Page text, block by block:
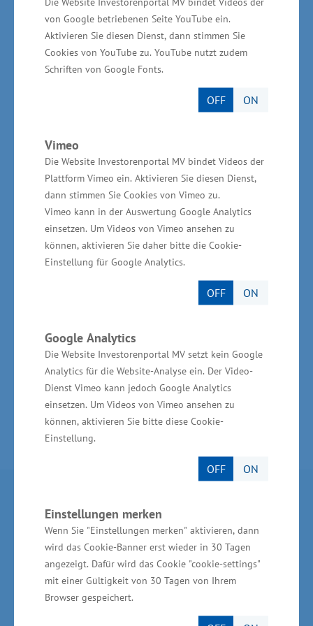
von Google betriebenen Seite YouTube ein.
Aktivieren Sie diesen Dienst, dann stimmen Sie
Cookies von YouTube zu. YouTube nutzt zudem
Schriften von Google Fonts.
OFF ON
Vimeo
Die Website Investorenportal MV bindet Videos der
Plattform Vimeo ein. Aktivieren Sie diesen Dienst,
dann stimmen Sie Cookies von Vimeo zu.
Vimeo kann in der Auswertung Google Analytics
einsetzen. Um Videos von Vimeo ansehen zu
können, aktivieren Sie daher bitte die Cookie-
Einstellung für Google Analytics.
OFF ON
Google Analytics
Die Website Investorenportal MV setzt kein Google
Analytics für die Website-Analyse ein. Der Video-
Dienst Vimeo kann jedoch Google Analytics
einsetzen. Um Videos von Vimeo ansehen zu
können, aktivieren Sie bitte diese Cookie-
Einstellung.
OFF ON
Einstellungen merken
Wenn Sie "Einstellungen merken" aktivieren, dann
wird das Cookie-Banner erst wieder in 30 Tagen
angezeigt. Dafür wird das Cookie "cookie-settings"
mit einer Gültigkeit von 30 Tagen von Ihrem
Browser gespeichert.
Störtebeker Braumanufaktur GmbH in
Stralsund
Ein Investitionsprojekt mit Tradition
Erfahren Sie mehr über das Unternehmen
Zur Branchenseite Ernährungswirtschaft
Partner im Land
Ministerium für Wirtschaft, Infrastruktur,
Tourismus und Arbeit Mecklenburg-Vorpommern
Invest in MV - Wirtschaftsfördergesellschaft des
Landes MV